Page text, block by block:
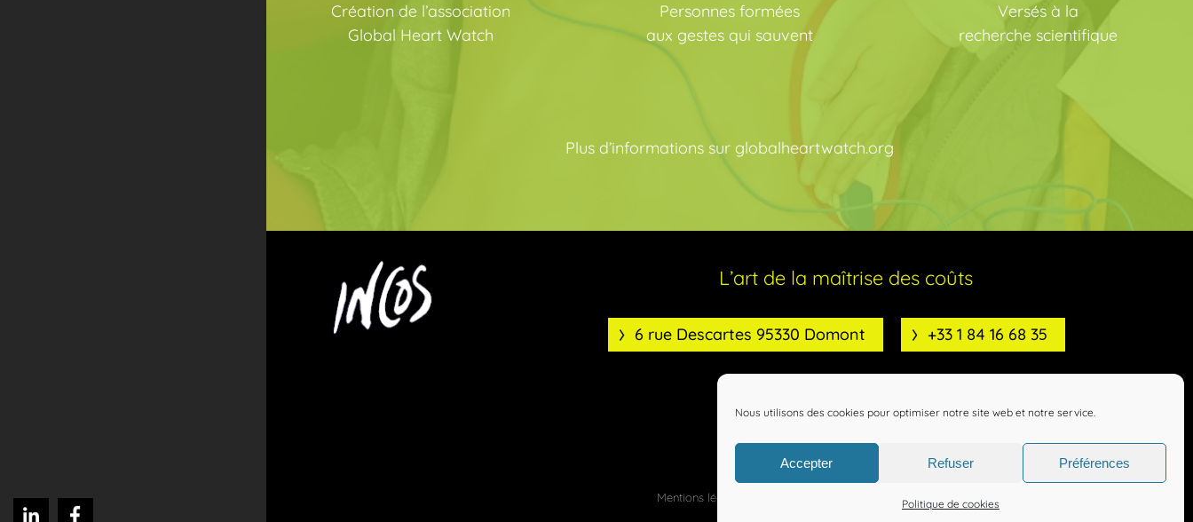
Nous utilisons des cookies pour optimiser notre site web et notre service.
Accepter Refuser Préférences
Politique de cookies
Création de l’association
Global Heart Watch
Personnes formées
aux gestes qui sauvent
Versés à la
recherche scientifique
Plus d’informations sur globalheartwatch.org
L’art de la maîtrise des coûts
6 rue Descartes 95330 Domont +33 1 84 16 68 35
Mentions légales Réalisation : Autour de l'Image